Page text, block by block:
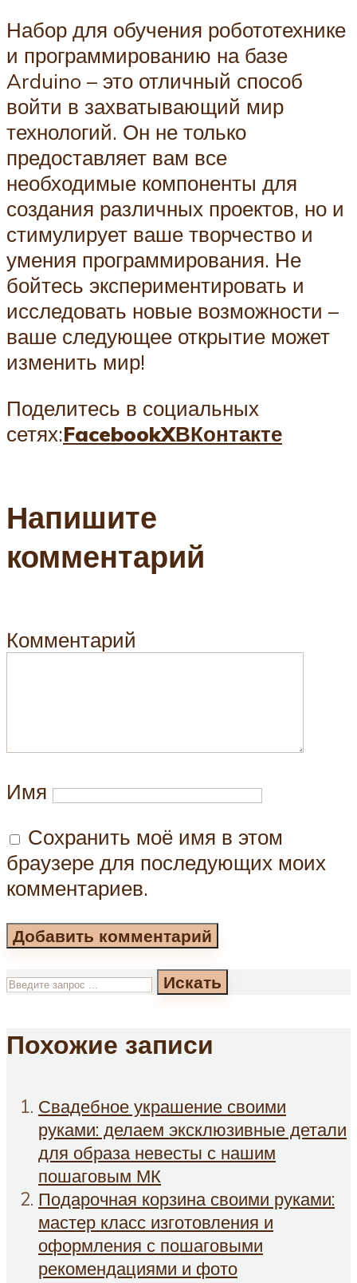
Набор для обучения робототехнике
и программированию на базе
Arduino – это отличный способ
войти в захватывающий мир
технологий. Он не только
предоставляет вам все
необходимые компоненты для
создания различных проектов, но и
стимулирует ваше творчество и
умения программирования. Не
бойтесь экспериментировать и
исследовать новые возможности –
ваше следующее открытие может
изменить мир!
Поделитесь в социальных
сетях:FacebookXВКонтакте
Напишите
комментарий
Комментарий
Имя
Сохранить моё имя в этом
браузере для последующих моих
комментариев.
Искать
Похожие записи
Свадебное украшение своими
руками: делаем эксклюзивные детали
для образа невесты с нашим
пошаговым МК
Подарочная корзина своими руками:
мастер класс изготовления и
оформления с пошаговыми
рекомендациями и фото